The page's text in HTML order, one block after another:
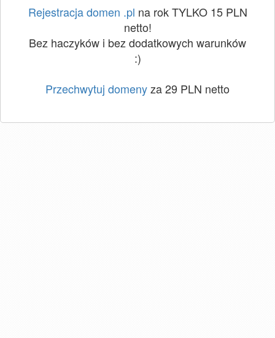
Rejestracja domen .pl na rok TYLKO 15 PLN
netto!
Bez haczyków i bez dodatkowych warunków
:)
Przechwytuj domenyza 29 PLN netto